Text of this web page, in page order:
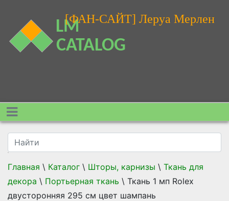
[ФАН-САЙТ] Леруа Мерлен
Главная \ Каталог \ Шторы, карнизы \ Ткань для
декора \ Портьерная ткань \ Ткань 1 мп Rolex
двусторонняя 295 см цвет шампань